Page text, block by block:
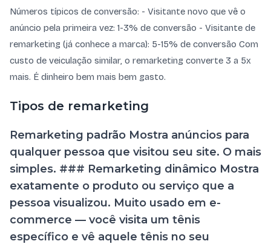
Números típicos de conversão: - Visitante novo que vê o
anúncio pela primeira vez: 1-3% de conversão - Visitante de
remarketing (já conhece a marca): 5-15% de conversão Com
custo de veiculação similar, o remarketing converte 3 a 5x
mais. É dinheiro bem mais bem gasto.
Tipos de remarketing
Remarketing padrão Mostra anúncios para
qualquer pessoa que visitou seu site. O mais
simples. ### Remarketing dinâmico Mostra
exatamente o produto ou serviço que a
pessoa visualizou. Muito usado em e-
commerce — você visita um tênis
específico e vê aquele tênis no seu